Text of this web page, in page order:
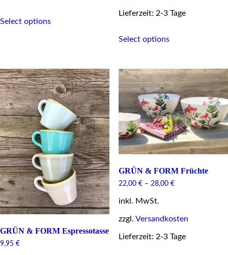
Select optionsproduct
options
may
be
chosen
product
page
Lieferzeit: 2-3 Tage
Select optionsproduct
variants.
The
options
may
be
chosen
on
the
product
page
GRÜN & FORM Espressotasse
9,95 €
GRÜN & FORM Früchte
22,00 €– 28,00 €
inkl. MwSt.
zzgl. Versandkosten
Lieferzeit: 2-3 Tage